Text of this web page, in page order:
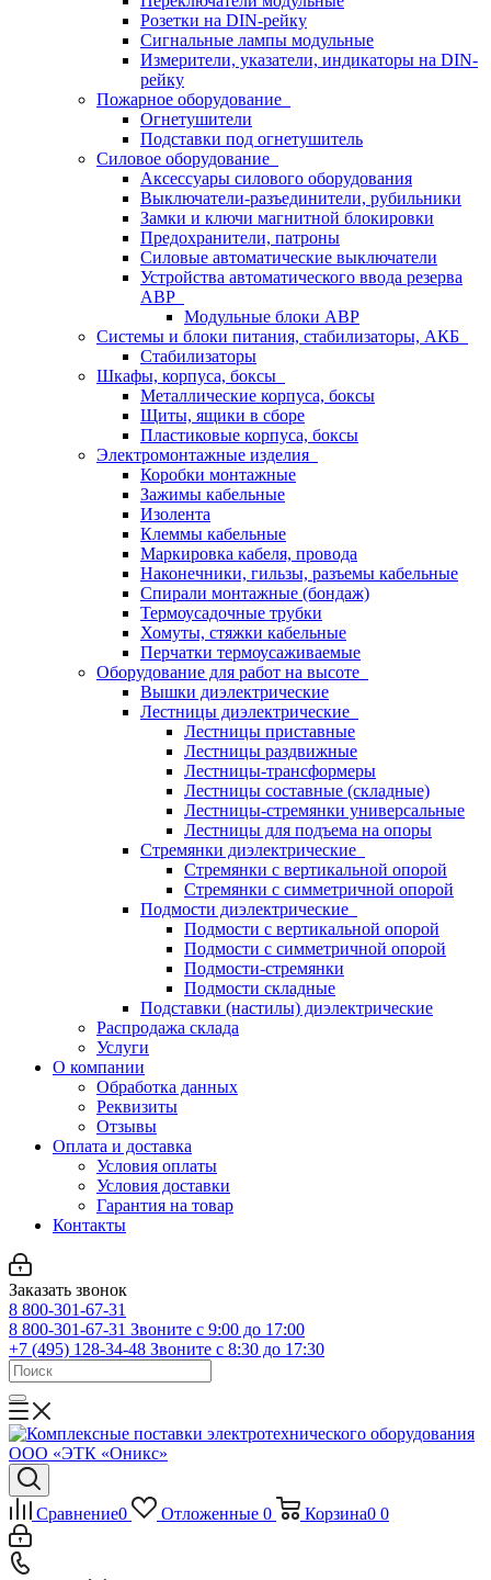
Розетки на DIN-рейку
Сигнальные лампы модульные
Измерители, указатели, индикаторы на DIN-
рейку
Пожарное оборудование
Огнетушители
Подставки под огнетушитель
Силовое оборудование
Аксессуары силового оборудования
Выключатели-разъединители, рубильники
Замки и ключи магнитной блокировки
Предохранители, патроны
Силовые автоматические выключатели
Устройства автоматического ввода резерва
АВР
Модульные блоки АВР
Системы и блоки питания, стабилизаторы, АКБ
Стабилизаторы
Шкафы, корпуса, боксы
Металлические корпуса, боксы
Щиты, ящики в сборе
Пластиковые корпуса, боксы
Электромонтажные изделия
Коробки монтажные
Зажимы кабельные
Изолента
Клеммы кабельные
Маркировка кабеля, провода
Наконечники, гильзы, разъемы кабельные
Спирали монтажные (бондаж)
Термоусадочные трубки
Хомуты, стяжки кабельные
Перчатки термоусаживаемые
Оборудование для работ на высоте
Вышки диэлектрические
Лестницы диэлектрические
Лестницы приставные
Лестницы раздвижные
Лестницы-трансформеры
Лестницы составные (складные)
Лестницы-стремянки универсальные
Лестницы для подъема на опоры
Стремянки диэлектрические
Стремянки с вертикальной опорой
Стремянки с симметричной опорой
Подмости диэлектрические
Подмости с вертикальной опорой
Подмости с симметричной опорой
Подмости-стремянки
Подмости складные
Подставки (настилы) диэлектрические
Распродажа склада
Услуги
О компании
Обработка данных
Реквизиты
Отзывы
Оплата и доставка
Условия оплаты
Условия доставки
Гарантия на товар
Контакты
Заказать звонок
8 800-301-67-31
8 800-301-67-31 Звоните с 9:00 до 17:00
+7 (495) 128-34-48 Звоните с 8:30 до 17:30
Сравнение0 Отложенные 0 Корзина0 0